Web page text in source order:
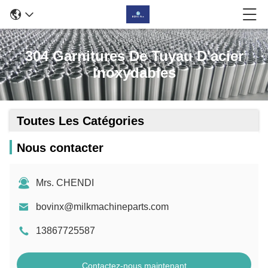
304 Garnitures De Tuyau D'acier
Inoxydables
Toutes Les Catégories
Nous contacter
Mrs. CHENDI
bovinx@milkmachineparts.com
13867725587
Contactez-nous maintenant